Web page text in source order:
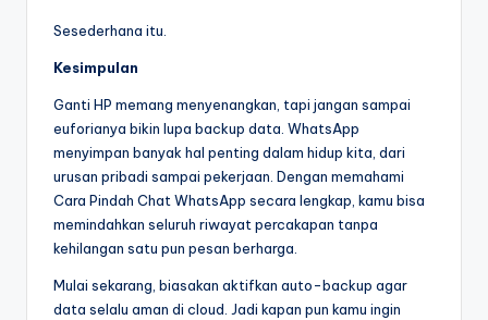
Sesederhana itu.
Kesimpulan
Ganti HP memang menyenangkan, tapi jangan sampai
euforianya bikin lupa backup data. WhatsApp
menyimpan banyak hal penting dalam hidup kita, dari
urusan pribadi sampai pekerjaan. Dengan memahami
Cara Pindah Chat WhatsApp secara lengkap, kamu bisa
memindahkan seluruh riwayat percakapan tanpa
kehilangan satu pun pesan berharga.
Mulai sekarang, biasakan aktifkan auto-backup agar
data selalu aman di cloud. Jadi kapan pun kamu ingin